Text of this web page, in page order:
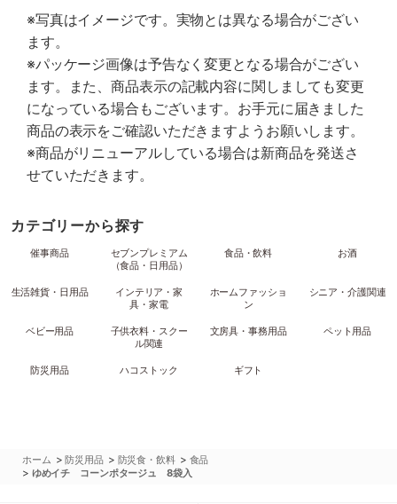
※写真はイメージです。実物とは異なる場合がござい
ます。
※パッケージ画像は予告なく変更となる場合がござい
ます。また、商品表示の記載内容に関しましても変更
になっている場合もございます。お手元に届きました
商品の表示をご確認いただきますようお願いします。
※商品がリニューアルしている場合は新商品を発送さ
せていただきます。
カテゴリーから探す
催事商品
セブンプレミアム
（食品・日用品）
食品・飲料 お酒
生活雑貨・日用品
インテリア・家
具・家電
ホームファッショ
ン
シニア・介護関連
ベビー用品
子供衣料・スクー
ル関連
文房具・事務用品 ペット用品
防災用品 ハコストック ギフト
ホーム >防災用品 > 防災食・飲料 > 食品
> ゆめイチ コーンポタージュ 8袋入